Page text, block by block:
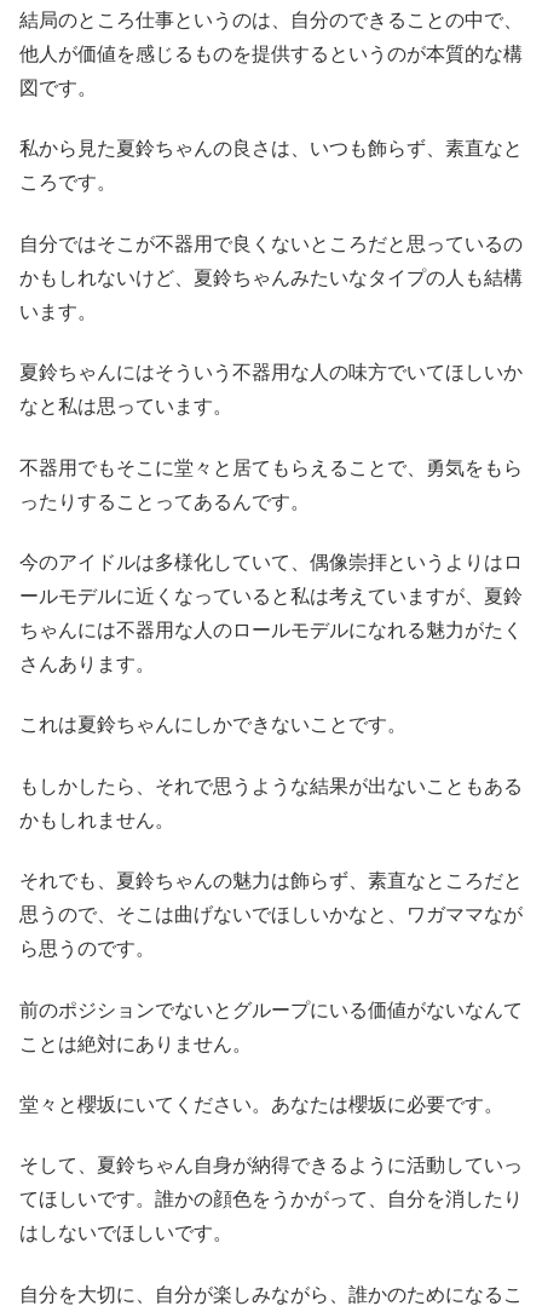
結局のところ仕事というのは、自分のできることの中で、
他人が価値を感じるものを提供するというのが本質的な構
図です。
私から見た夏鈴ちゃんの良さは、いつも飾らず、素直なと
ころです。
自分ではそこが不器用で良くないところだと思っているの
かもしれないけど、夏鈴ちゃんみたいなタイプの人も結構
います。
夏鈴ちゃんにはそういう不器用な人の味方でいてほしいか
なと私は思っています。
不器用でもそこに堂々と居てもらえることで、勇気をもら
ったりすることってあるんです。
今のアイドルは多様化していて、偶像崇拝というよりはロ
ールモデルに近くなっていると私は考えていますが、夏鈴
ちゃんには不器用な人のロールモデルになれる魅力がたく
さんあります。
これは夏鈴ちゃんにしかできないことです。
もしかしたら、それで思うような結果が出ないこともある
かもしれません。
それでも、夏鈴ちゃんの魅力は飾らず、素直なところだと
思うので、そこは曲げないでほしいかなと、ワガママなが
ら思うのです。
前のポジションでないとグループにいる価値がないなんて
ことは絶対にありません。
堂々と櫻坂にいてください。あなたは櫻坂に必要です。
そして、夏鈴ちゃん自身が納得できるように活動していっ
てほしいです。誰かの顔色をうかがって、自分を消したり
はしないでほしいです。
自分を大切に、自分が楽しみながら、誰かのためになるこ